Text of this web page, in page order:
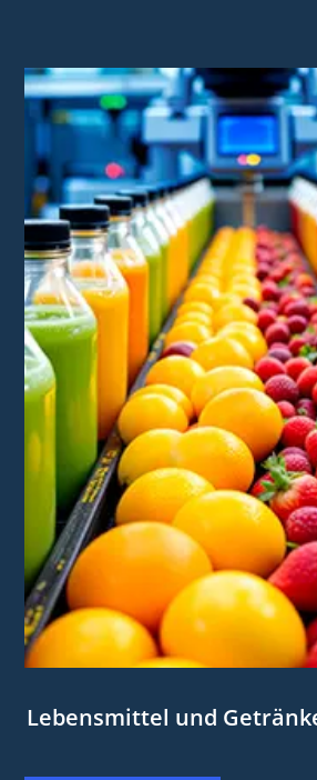
Lebensmittel und